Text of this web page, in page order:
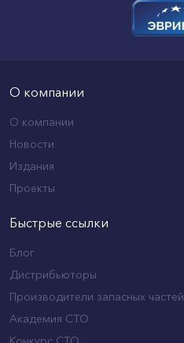
О компании
О компании
Новости
Издания
Проекты
Быстрые ссылки
Блог
Дистрибьюторы
Производители запасных частей
Академия СТО